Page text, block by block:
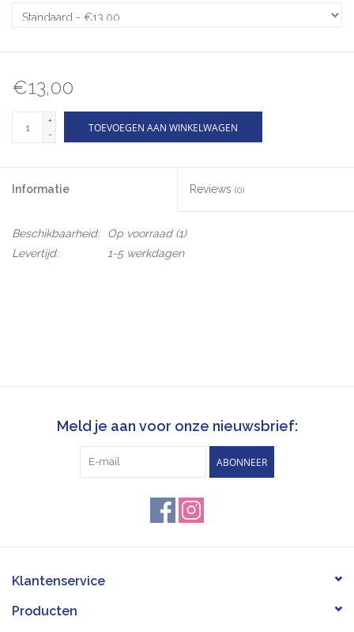
€13,00
+
-
TOEVOEGEN AAN WINKELWAGEN
Informatie Reviews (0)
Beschikbaarheid: Op voorraad(1)
Levertijd:
1-5 werkdagen
Meld je aan voor onze nieuwsbrief:
ABONNEER
Klantenservice
Producten